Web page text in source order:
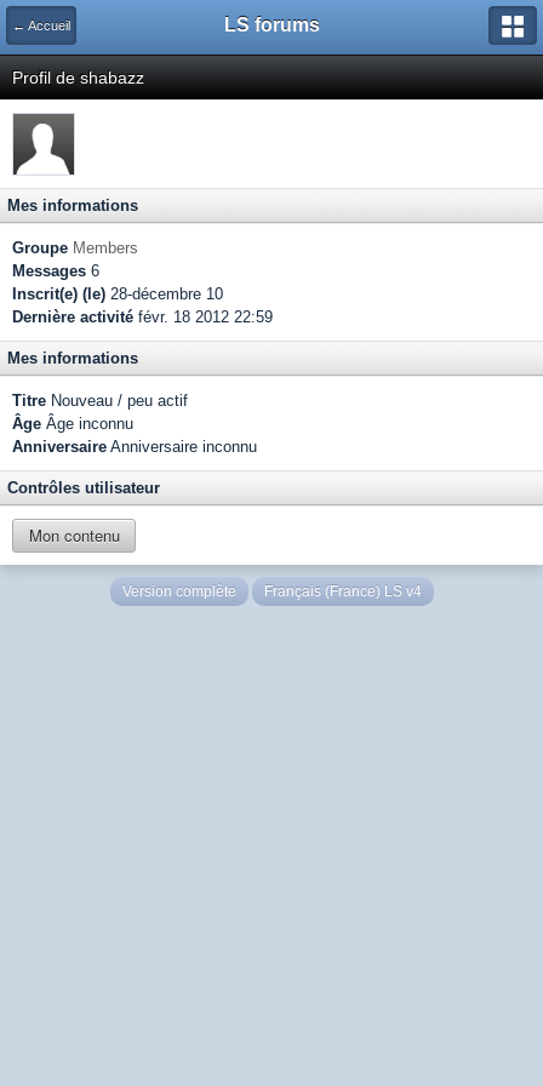
← Accueil LS forums
Profil de shabazz
Mes informations
Groupe Members
Messages 6
Inscrit(e) (le) 28-décembre 10
Dernière activité févr. 18 2012 22:59
Mes informations
Titre Nouveau / peu actif
Âge Âge inconnu
Anniversaire Anniversaire inconnu
Contrôles utilisateur
Mon contenu
Version complète Français (France) LS v4